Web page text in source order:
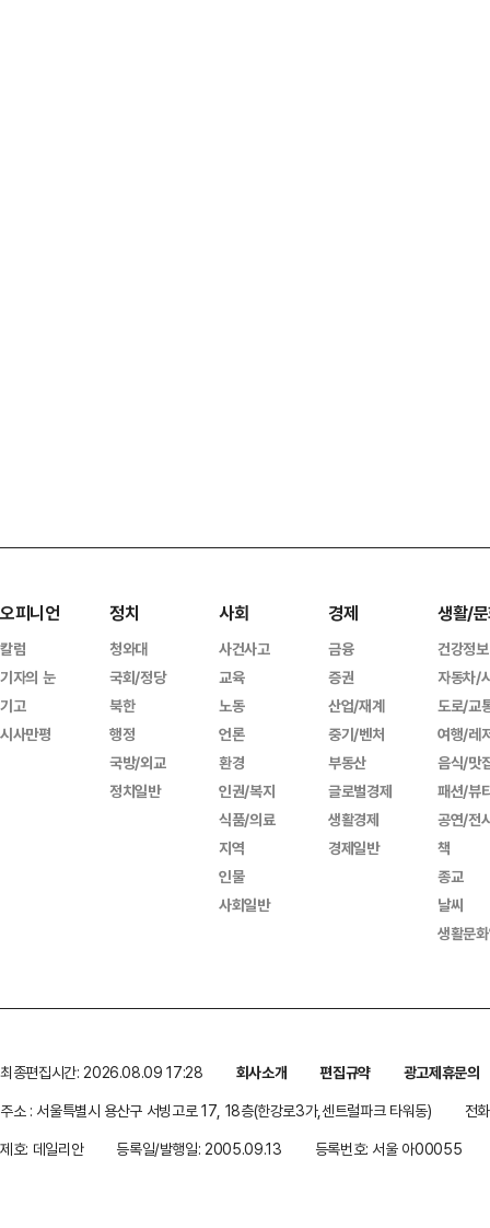
오피니언
칼럼
기자의 눈
기고
시사만평
정치
청와대
국회/정당
북한
행정
국방/외교
정치일반
사회
사건사고
교육
노동
언론
환경
인권/복지
식품/의료
지역
인물
사회일반
경제
금융
증권
산업/재계
중기/벤처
부동산
글로벌경제
생활경제
경제일반
생활/
건강정보
자동차/
도로/교
여행/레
음식/맛
패션/뷰
공연/전
책
종교
날씨
생활문
최종편집시간: 2026.08.09 17:28 회사소개 편집규약
광고제휴문의
주소 : 서울특별시 용산구 서빙고로 17, 18층(한강로3가,센트럴파크 타워동)
전
제호: 데일리안
등록일/발행일: 2005.09.13 등록번호: 서울 아00055